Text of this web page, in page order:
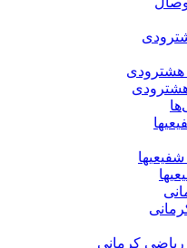
هشترودی
هشترودی
ریاضی کرمانی